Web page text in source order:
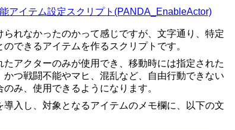
アイテム設定スクリプト(PANDA_EnableActor)
られなかったのかって感じですが、文字通り、特定
できるアイテムを作るスクリプトです。
アクターのみが使用でき、移動時には指定された
つ戦闘不能やマヒ、混乱など、自由行動できない
み、使用できるようになります。
入し、対象となるアイテムのメモ欄に、以下の文